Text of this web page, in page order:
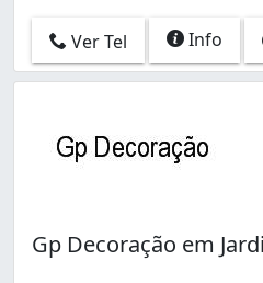
Ver Tel Info
Gp Decoração em